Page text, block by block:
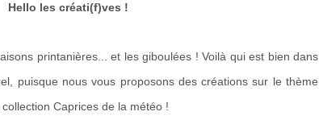
Hello les créati(f)ves !
printanières... et les giboulées ! Voilà qui est bien dans
puisque nous vous proposons des créations sur le thème
Caprices de la météo !